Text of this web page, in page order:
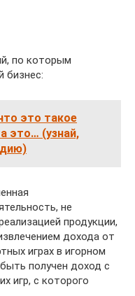
по которым
бизнес:
это такое
это… (узнай,
не
продукции,
дохода от
играх в игорном
получен доход с
игр, с которого